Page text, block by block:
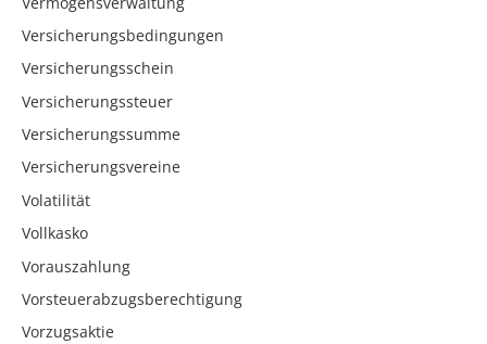
Versicherungsbedingungen
Versicherungsschein
Versicherungssteuer
Versicherungssumme
Versicherungsvereine
Volatilität
Vollkasko
Vorauszahlung
Vorsteuerabzugsberechtigung
Vorzugsaktie